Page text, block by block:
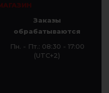
Заказы
обрабатываются
Пн. - Пт.: 08:30 - 17:00
(UTC+2)